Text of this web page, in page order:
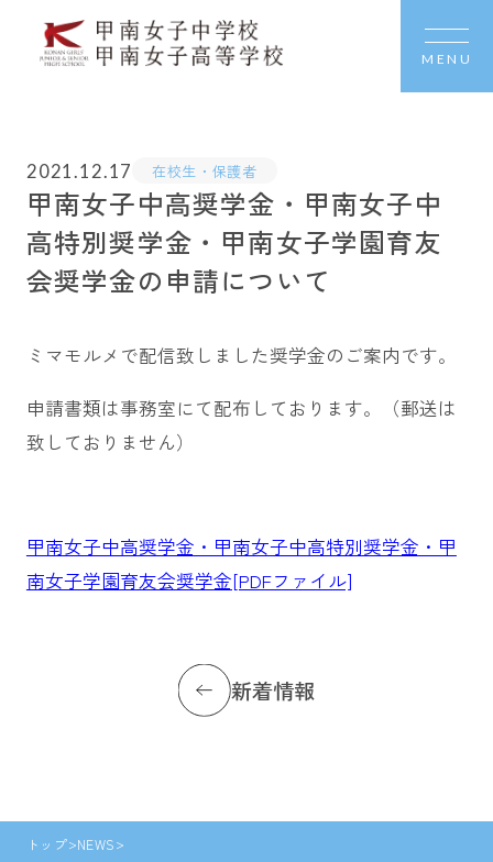
MENU
2021.12.17 在校生・保護者
甲南女子中高奨学金・甲南女子中
高特別奨学金・甲南女子学園育友
会奨学金の申請について
ミマモルメで配信致しました奨学金のご案内です。
申請書類は事務室にて配布しております。（郵送は
致しておりません）
甲南女子中高奨学金・甲南女子中高特別奨学金・甲
南女子学園育友会奨学金[PDFファイル]
新着情報
トップ NEWS